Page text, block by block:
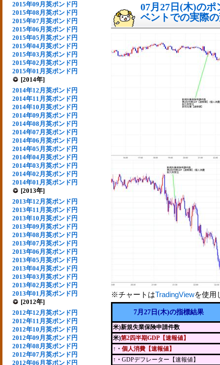
2015年09月英ポンド円
2015年08月英ポンド円
2015年07月英ポンド円
2015年06月英ポンド円
2015年05月英ポンド円
2015年04月英ポンド円
2015年03月英ポンド円
2015年02月英ポンド円
2015年01月英ポンド円
[2014年]
2014年12月英ポンド円
2014年11月英ポンド円
2014年10月英ポンド円
2014年09月英ポンド円
2014年08月英ポンド円
2014年07月英ポンド円
2014年06月英ポンド円
2014年05月英ポンド円
2014年04月英ポンド円
2014年03月英ポンド円
2014年02月英ポンド円
2014年01月英ポンド円
[2013年]
2013年12月英ポンド円
2013年11月英ポンド円
2013年10月英ポンド円
2013年09月英ポンド円
2013年08月英ポンド円
2013年07月英ポンド円
2013年06月英ポンド円
2013年05月英ポンド円
2013年04月英ポンド円
2013年03月英ポンド円
2013年02月英ポンド円
2013年01月英ポンド円
[2012年]
2012年12月英ポンド円
2012年11月英ポンド円
2012年10月英ポンド円
2012年09月英ポンド円
2012年08月英ポンド円
2012年07月英ポンド円
2012年06月英ポンド円
07月27日(木)の
ベントでの実際
※チャートはTradingViewを使用
7月27日(木)の指標結果
米)新規失業保険申請件数
米)第2四半期GDP【速報値】
↑・ 個人消費【速報値】
↑・ GDPデフレーター【速報値】